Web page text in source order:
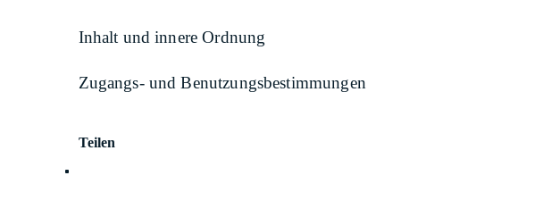
Inhalt und innere Ordnung
Zugangs- und Benutzungsbestimmungen
Teilen